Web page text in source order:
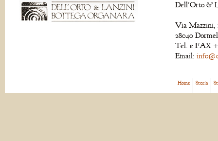
Dell'Orto &
Via Mazzini,
28040
Tel. e FAX
Email:
Home Storia